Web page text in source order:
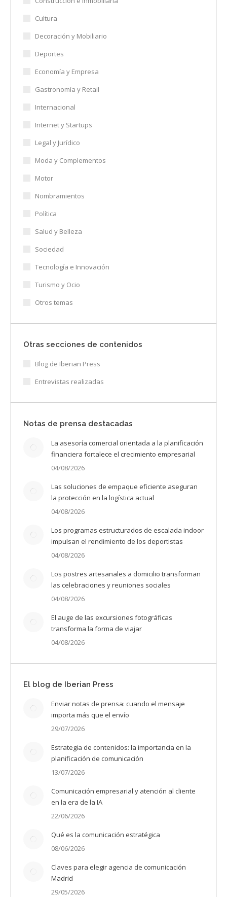
Cultura
Decoración y Mobiliario
Deportes
Economía y Empresa
Gastronomía y Retail
Internacional
Internet y Startups
Legal y Jurídico
Moda y Complementos
Motor
Nombramientos
Política
Salud y Belleza
Sociedad
Tecnología e Innovación
Turismo y Ocio
Otros temas
Otras secciones de contenidos
Blog de Iberian Press
Entrevistas realizadas
Notas de prensa destacadas
La asesoría comercial orientada a la planificación
financiera fortalece el crecimiento empresarial
04/08/2026
Las soluciones de empaque eficiente aseguran
la protección en la logística actual
04/08/2026
Los programas estructurados de escalada indoor
impulsan el rendimiento de los deportistas
04/08/2026
Los postres artesanales a domicilio transforman
las celebraciones y reuniones sociales
04/08/2026
El auge de las excursiones fotográficas
transforma la forma de viajar
04/08/2026
El blog de Iberian Press
Enviar notas de prensa: cuando el mensaje
importa más que el envío
29/07/2026
Estrategia de contenidos: la importancia en la
planificación de comunicación
13/07/2026
Comunicación empresarial y atención al cliente
en la era de la IA
22/06/2026
Qué es la comunicación estratégica
08/06/2026
Claves para elegir agencia de comunicación
Madrid
29/05/2026